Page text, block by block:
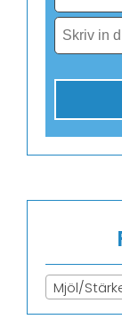
Mjöl/